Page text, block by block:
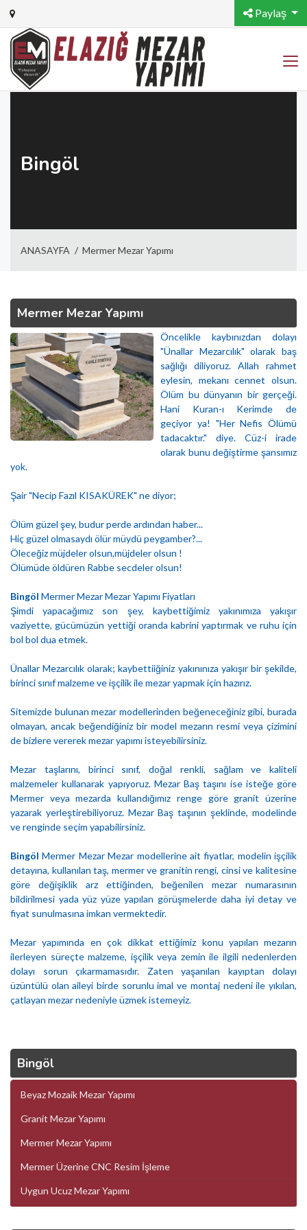
Paylaş
Bingöl
ANASAYFA Mermer Mezar Yapımı
Mermer Mezar Yapımı
Öncelikle kaybınızdan dolayı
"Ünallar Mezarcılık" olarak baş
sağlığı diliyoruz. Allah rahmet
eylesin, mekanı cennet olsun.
Ölüm bu dünyanın bir gerçeği.
Hani Kuran-ı Kerimde de
geçiyor ya! "Her Nefis Ölümü
tadacaktır." diye. Cüz-i irade
olarak bunu değiştirme şansımız
yok.
Şair "Necip Fazıl KISAKÜREK" ne diyor;
Ölüm güzel şey, budur perde ardından haber...
Hiç güzel olmasaydı ölür müydü peygamber?...
Öleceğiz müjdeler olsun,müjdeler olsun !
Ölümüde öldüren Rabbe secdeler olsun!
Bingöl Mermer Mezar Mezar Yapımı Fiyatları
Şimdi yapacağımız son şey, kaybettiğimiz yakınımıza yakışır
vaziyette, gücümüzün yettiği oranda kabrini yaptırmak ve ruhu için
bol bol dua etmek.
Ünallar Mezarcılık olarak; kaybettiiğiniz yakınınıza yakışır bir şekilde,
birinci sınıf malzeme ve işçilik ile mezar yapmak için hazırız.
Sitemizde bulunan mezar modellerinden beğeneceğiniz gibi, burada
olmayan, ancak beğendiğiniz bir model mezarın resmi veya çizimini
de bizlere vererek mezar yapımı isteyebilirsiniz.
Mezar taşlarını, birinci sınıf, doğal renkli, sağlam ve kaliteli
malzemeler kullanarak yapıyoruz. Mezar Baş taşını ise isteğe göre
Mermer veya mezarda kullandığımız renge göre granit üzerine
yazarak yerleştirebiliyoruz. Mezar Baş taşının şeklinde, modelinde
ve renginde seçim yapabilirsiniz.
Bingöl Mermer Mezar Mezar modellerine ait fiyatlar, modelin işçilik
detayına, kullanılan taş, mermer ve granitin rengi, cinsi ve kalitesine
göre değişiklik arz ettiğinden, beğenilen mezar numarasının
bildirilmesi yada yüz yüze yapılan görüşmelerde daha iyi detay ve
fiyat sunulmasına imkan vermektedir.
Mezar yapımında en çok dikkat ettiğimiz konu yapılan mezarın
ilerleyen süreçte malzeme, işçilik veya zemin ile ilgili nedenlerden
dolayı sorun çıkarmamasıdır. Zaten yaşanılan kayıptan dolayı
üzüntülü olan aileyi birde sorunlu imal ve montaj nedeni ile yıkılan,
çatlayan mezar nedeniyle üzmek istemeyiz.
Bingöl
Beyaz Mozaik Mezar Yapımı
Granit Mezar Yapımı
Mermer Mezar Yapımı
Mermer Üzerine CNC Resim İşleme
Uygun Ucuz Mezar Yapımı